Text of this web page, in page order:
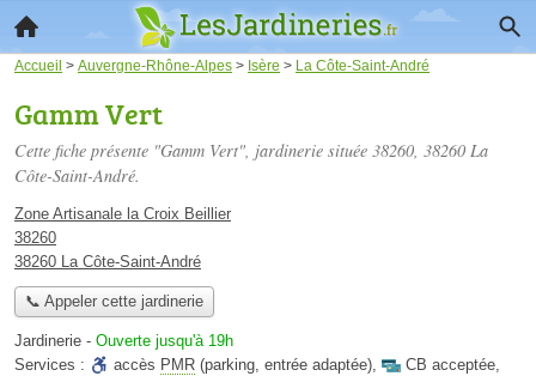
Accueil > Auvergne-Rhône-Alpes > Isère > La Côte-Saint-André
Gamm Vert
Cette fiche présente "Gamm Vert", jardinerie située 38260, 38260 La
Côte-Saint-André.
Zone Artisanale la Croix Beillier
38260
38260 La Côte-Saint-André
📞 Appeler cette jardinerie
Jardinerie - Ouverte jusqu'à 19h
Services :
accès PMR (parking, entrée adaptée), CB acceptée,